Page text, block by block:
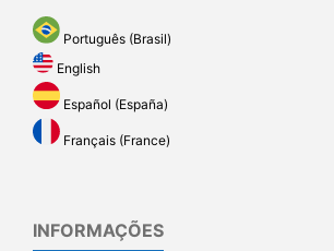
Português (Brasil)
English
Español (España)
Français (France)
INFORMAÇÕES